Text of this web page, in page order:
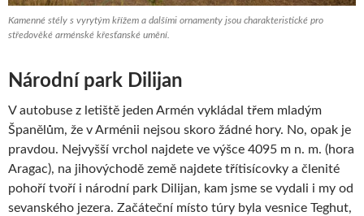
Kamenné stély s vyrytým křížem a dalšími ornamenty jsou charakteristické pro
středověké arménské křesťanské umění.
Národní park Dilijan
V autobuse z letiště jeden Armén vykládal třem mladým
Španělům, že v Arménii nejsou skoro žádné hory. No, opak je
pravdou. Nejvyšší vrchol najdete ve výšce 4095 m n. m. (hora
Aragac), na jihovýchodě země najdete třítisícovky a členité
pohoří tvoří i národní park Dilijan, kam jsme se vydali i my od
sevanského jezera. Začáteční místo túry byla vesnice Teghut,